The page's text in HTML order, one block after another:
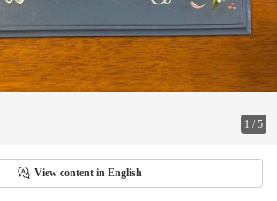
1 /5
View content in English